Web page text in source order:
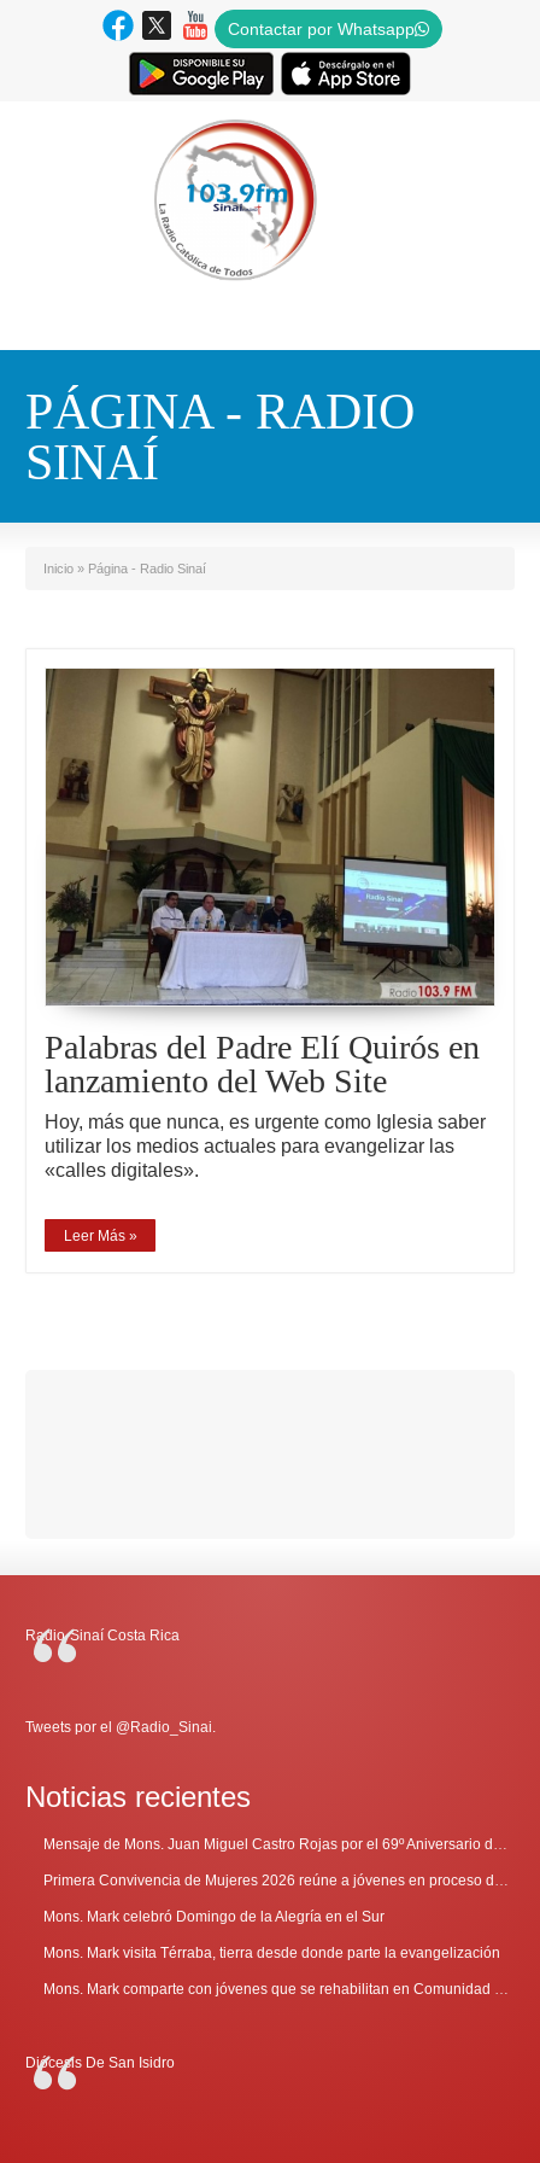
Contactar por Whatsapp
PÁGINA - RADIO
SINAÍ
Inicio » Página - Radio Sinaí
Palabras del Padre Elí Quirós en
lanzamiento del Web Site
Hoy, más que nunca, es urgente como Iglesia saber
utilizar los medios actuales para evangelizar las
«calles digitales».
Leer Más »
Radio-Sinaí Costa Rica
Tweets por el @Radio_Sinai.
Noticias recientes
Mons. Mark celebró Domingo de la Alegría en el Sur
Mons. Mark visita Térraba, tierra desde donde parte la evangelización
Diócesis De San Isidro